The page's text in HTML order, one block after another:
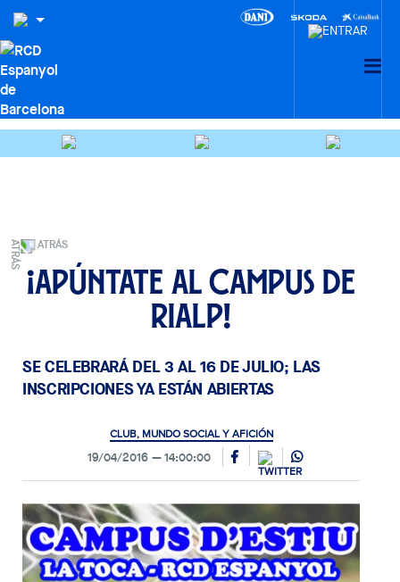
ATRÁS
¡Apúntate al Campus de
Rialp!
SE CELEBRARÁ DEL 3 AL 16 DE JULIO; LAS
INSCRIPCIONES YA ESTÁN ABIERTAS
CLUB, MUNDO SOCIAL Y AFICIÓN
19/04/2016 14:00:00